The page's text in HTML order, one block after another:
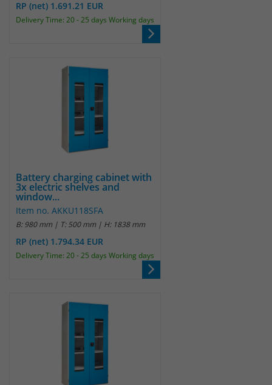
RP (net) 1.691.21 EUR
Delivery Time: 20 - 25 days Working days
Battery charging cabinet with
3x electric shelves and
window...
Item no. AKKU118SFA
B: 980 mm | T: 500 mm | H: 1838 mm
RP (net) 1.794.34 EUR
Delivery Time: 20 - 25 days Working days
Laufzeit wenige Sekunden
überprüfen ob der Browser erlaubt
Cookies zu setzen. Es wird direkt nach